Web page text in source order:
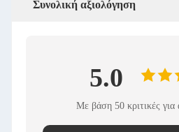
Συνολική αξιολόγηση
5.0
Με βάση 50 κριτικές για